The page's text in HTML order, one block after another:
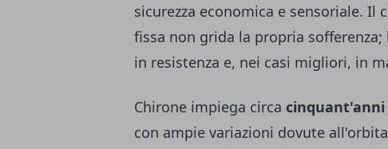
sicurezza economica e sensoriale.
fissa non grida la propria
in resistenza e, nei casi migliori, in
Chirone impiega circa cinquant'anni
con ampie variazioni dovute